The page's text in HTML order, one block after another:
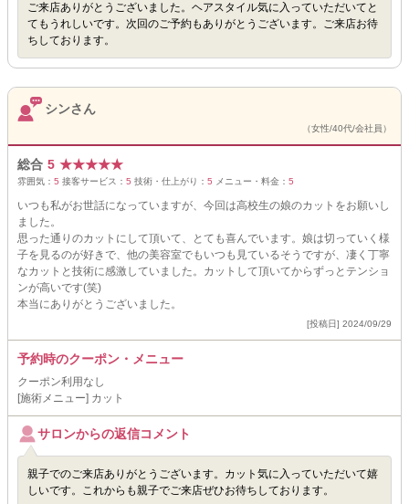
ご来店ありがとうございました。ヘアスタイル気に入っていただいてと
てもうれしいです。次回のご予約もありがとうございます。ご来店お待
ちしております。
シンさん
（女性/40代/会社員）
総合 5 ★★★★★
雰囲気： 5 接客サービス： 5 技術・仕上がり： 5 メニュー・料金： 5
いつも私がお世話になっていますが、今回は高校生の娘のカットをお願いし
ました。
思った通りのカットにして頂いて、とても喜んでいます。娘は切っていく様
子を見るのが好きで、他の美容室でもいつも見ているそうですが、凄く丁寧
なカットと技術に感激していました。カットして頂いてからずっとテンショ
ンが高いです(笑)
本当にありがとうございました。
[投稿日] 2024/09/29
予約時のクーポン・メニュー
クーポン利用なし
[施術メニュー] カット
サロンからの返信コメント
親子でのご来店ありがとうございます。カット気に入っていただいて嬉
しいです。これからも親子でご来店ぜひお待ちしております。